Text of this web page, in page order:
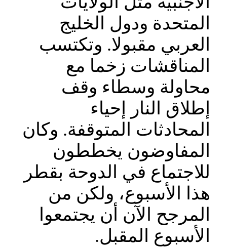
المتحدة ودول الخليج
العربي مقبولا. وتكتسب
المناقشات زخما مع
محاولة وسطاء وقف
إطلاق النار إحياء
المحادثات المتوقفة. وكان
المفاوضون يخططون
للاجتماع في الدوحة بقطر
هذا الأسبوع، ولكن من
المرجح الآن أن يجتمعوا
الأسبوع المقبل.